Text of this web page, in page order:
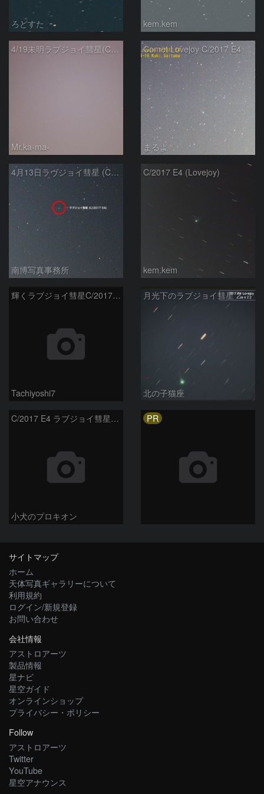
ろどすた kem.kem
4/19未明ラブジョイ彗星(C/2017E4)とM31
Mr.ka-ma-
Comet Lovejoy C/2017 E4
まるよ
4月13日ラヴジョイ彗星 (C/2017 E4)
南博写真事務所
C/2017 E4 (Lovejoy)
kem.kem
輝くラブジョイ彗星C/2017E4
Tachiyoshi7
月光下のラブジョイ彗星 2017E4 Lovejoy
北の子猫座
C/2017 E4 ラブジョイ彗星の動き
小犬のプロキオン
PR
サイトマップ
ホーム
天体写真ギャラリーについて
利用規約
ログイン/新規登録
お問い合わせ
会社情報
アストロアーツ
製品情報
星ナビ
星空ガイド
オンラインショップ
プライバシー・ポリシー
Follow
アストロアーツ
Twitter
YouTube
星空アナウンス